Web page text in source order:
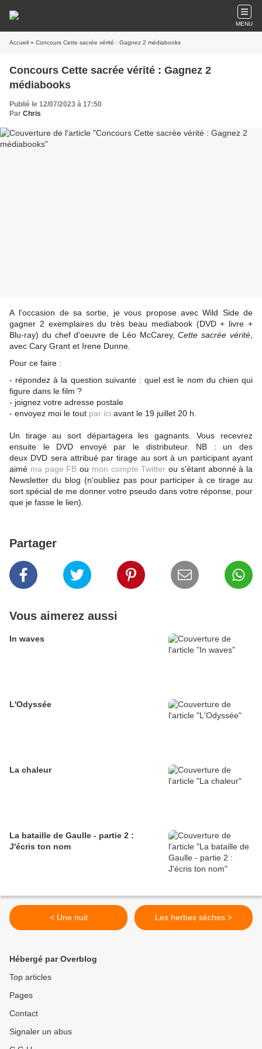
MENU
Accueil » Concours Cette sacrée vérité : Gagnez 2 médiabooks
Concours Cette sacrée vérité : Gagnez 2
médiabooks
Publié le 12/07/2023 à 17:50
Par Chris
A l'occasion de sa sortie, je vous propose avec Wild Side de
gagner 2 exemplaires du très beau mediabook (DVD + livre +
Blu-ray) du chef d'oeuvre de Léo McCarey, Cette sacrée vérité
avec Cary Grant et Irene Dunne
Pour ce faire :
- répondez à la question suivante : quel est le nom du chien qui
figure dans le film ?
- joignez votre adresse postale
- envoyez moi le tout par ici avant le 19 juillet 20 h.
Un tirage au sort départagera les gagnants. Vous recevrez
ensuite le DVD envoyé par le distributeur. NB : un des
deux DVD sera attribué par tirage au sort à un participant ayant
aimé ma page FB ou mon compte Twitter ou s'étant abonné à la
Newsletter du blog (n'oubliez pas pour participer à ce tirage au
sort spécial de me donner votre pseudo dans votre réponse, pour
que je fasse le lien).
Partager
Vous aimerez aussi
In waves
L'Odyssée
La chaleur
La bataille de Gaulle - partie 2 :
J'écris ton nom
< Une nuit Les herbes sèches >
Hébergé par Overblog
Top articles
Pages
Contact
Signaler un abus